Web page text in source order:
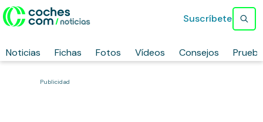
Noticias Fichas Fotos Vídeos Consejos
Suscríbete
Publicidad